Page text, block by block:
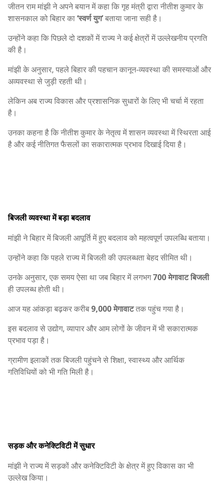
जीतन राम मांझी ने अपने बयान में कहा कि गृह मंत्री द्वारा नीतीश कुमार के
शासनकाल को बिहार का‘स्वर्ण युग’बताया जाना सही है।
उन्होंने कहा कि पिछले दो दशकों में राज्य ने कई क्षेत्रों में उल्लेखनीय प्रगति
की है।
मांझी के अनुसार, पहले बिहार की पहचान कानून-व्यवस्था की समस्याओं और
अव्यवस्था से जुड़ी रहती थी।
लेकिन अब राज्य विकास और प्रशासनिक सुधारों के लिए भी चर्चा में रहता
है।
उनका कहना है कि नीतीश कुमार के नेतृत्व में शासन व्यवस्था में स्थिरता आई
है और कई नीतिगत फैसलों का सकारात्मक प्रभाव दिखाई दिया है।
बिजली व्यवस्था में बड़ा बदलाव
मांझी ने बिहार में बिजली आपूर्ति में हुए बदलाव को महत्वपूर्ण उपलब्धि बताया।
उन्होंने कहा कि पहले राज्य में बिजली की उपलब्धता बेहद सीमित थी।
उनके अनुसार, एक समय ऐसा था जब बिहार में लगभग700 मेगावाट बिजली
ही उपलब्ध होती थी।
आज यह आंकड़ा बढ़कर करीब9,000 मेगावाटतक पहुंच गया है।
इस बदलाव से उद्योग, व्यापार और आम लोगों के जीवन में भी सकारात्मक
प्रभाव पड़ा है।
ग्रामीण इलाकों तक बिजली पहुंचने से शिक्षा, स्वास्थ्य और आर्थिक
गतिविधियों को भी गति मिली है।
सड़क और कनेक्टिविटी में सुधार
मांझी ने राज्य में सड़कों और कनेक्टिविटी के क्षेत्र में हुए विकास का भी
उल्लेख किया।